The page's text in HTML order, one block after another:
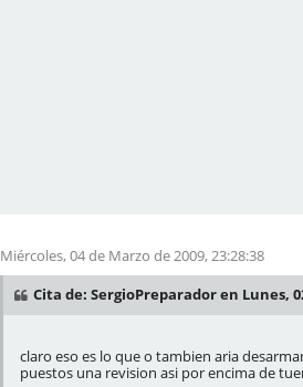
Miércoles, 04 de Marzo de 2009, 23:28:38
Cita de: SergioPreparador en Lunes,
claro eso es lo que o tambien aria
puestos una revision asi por encima de